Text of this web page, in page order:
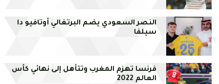
النصر السعودي يضم البرتغالي أوتافيو دا
سيلفا
فرنسا تهزم المغرب وتتأهل إلى نهائي كأس
العالم 2022